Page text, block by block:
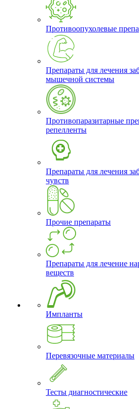
Противоопухолевые
Препараты для лечения
мышечной системы
Противопаразитарные
репелленты
Препараты для лечения
чувств
Прочие препараты
Препараты для лечение
веществ
Импланты
Перевязочные материалы
Тесты диагностические